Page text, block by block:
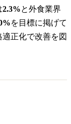
2.3%と外食業界
を目標に掲げて
正化で改善を図